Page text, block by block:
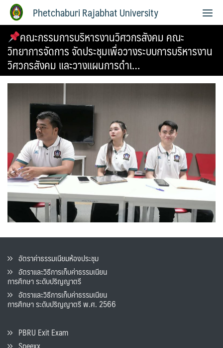
Phetchaburi Rajabhat University
คณะกรรมการบริหารงานวิศวกรสังคม คณะ
วิทยาการจัดการ จัดประชุมเพื่อวางระบบการบริหารงาน
วิศวกรสังคม และวางแผนการดำเ…
อัตราค่าธรรมเนียมห้องประชุม
อัตราและวิธีการเก็บค่าธรรมเนียน
การศึกษา ระดับปริญญาตรี
อัตราและวิธีการเก็บค่าธรรมเนียน
การศึกษา ระดับปริญญาตรี พ.ศ. 2566
PBRU Exit Exam